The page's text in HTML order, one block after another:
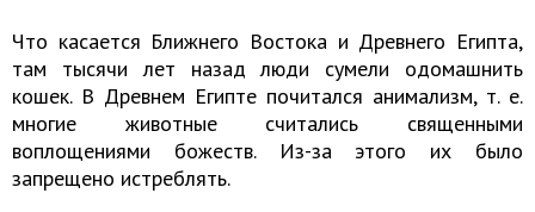
Что касается Ближнего Востока и Древнего Египта,
там тысячи лет назад люди сумели одомашнить
кошек. В Древнем Египте почитался анимализм, т. е.
многие животные считались священными
воплощениями божеств. Из-за этого их было
запрещено истреблять.